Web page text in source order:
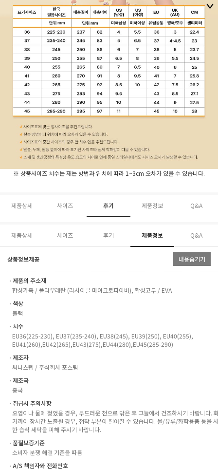
※ 상품사이즈 치수는 재는 방법과 위치에 따라 1~3cm 오차가 있을 수 있습니다.
제품상세 사이즈 후기 제품정보 Q&A
제품상세 사이즈 후기 제품정보 Q&A
상품정보제공 내용숨기기
ㆍ제품의 주소재
합성가죽 / 폴리우레탄 (리사이클 마이크로파이버), 합성고무 / EVA
ㆍ색상
블랙
ㆍ치수
EU36(225-230), EU37(235-240), EU38(245), EU39(250), EU40(255),
EU41(260),EU42(265),EU43(275),EU44(280),EU45(285-290)
ㆍ제조자
써니스텝 / 주식회사 포스팀
ㆍ제조국
중국
ㆍ취급시 주의사항
오염이나 물에 젖었을 경우, 부드러운 천으로 닦은 후 그늘에서 건조하시기 바랍니다.
가까이 장시간 노출될 경우, 접착 부분이 떨어질 수 있습니다. 물/유류/화학용품 등을
한 습식 세탁을 피해 주시기 바랍니다.
ㆍ품질보증기준
소비자 분쟁 해결 기준을 따름
ㆍA/S 책임자와 전화번호